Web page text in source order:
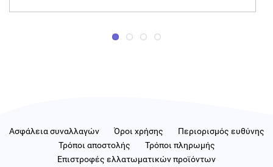
Ασφάλεια συναλλαγών Όροι χρήσης
Περιορισμός ευθύνης
Τρόποι αποστολής
Τρόποι πληρωμής
Επιστροφές ελλατωματικών προϊόντων